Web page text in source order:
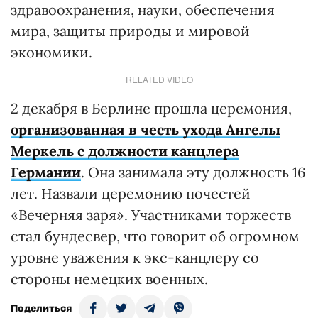
здравоохранения, науки, обеспечения
мира, защиты природы и мировой
экономики.
RELATED VIDEO
2 декабря в Берлине прошла церемония,
организованная в честь ухода Ангелы
Меркель с должности канцлера
Германии. Она занимала эту должность 16
лет. Назвали церемонию почестей
«Вечерняя заря». Участниками торжеств
стал бундесвер, что говорит об огромном
уровне уважения к экс-канцлеру со
стороны немецких военных.
Поделиться